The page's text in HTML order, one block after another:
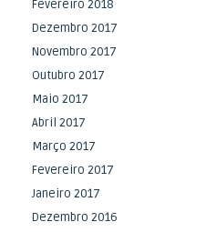
Fevereiro 2018
Dezembro 2017
Novembro 2017
Outubro 2017
Maio 2017
Abril 2017
Março 2017
Fevereiro 2017
Janeiro 2017
Dezembro 2016